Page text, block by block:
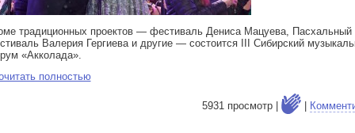
традиционных проектов — фестиваль Дениса Мацуева, Пасхальный
Валерия Гергиева и другие — состоится III Сибирский
«Акколада».
полностью
5931 просмотр |